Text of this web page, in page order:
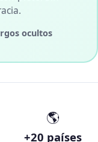
ocultos
🌎
+20 países